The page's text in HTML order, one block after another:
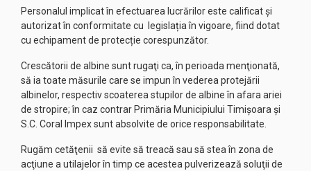
Personalul implicat în efectuarea lucrărilor este calificat și
autorizat în conformitate cu legislația în vigoare, fiind dotat
cu echipament de protecție corespunzător.
Crescătorii de albine sunt rugaţi ca, în perioada menţionată,
să ia toate măsurile care se impun în vederea protejării
albinelor, respectiv scoaterea stupilor de albine în afara ariei
de stropire; în caz contrar Primăria Municipiului Timişoara şi
S.C. Coral Impex sunt absolvite de orice responsabilitate.
Rugăm cetăţenii să evite să treacă sau să stea în zona de
acţiune a utilajelor în timp ce acestea pulverizează soluţii de